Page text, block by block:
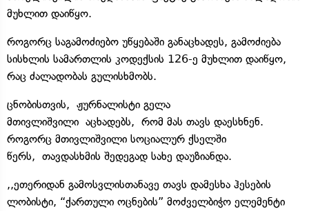
მუხლით დაიწყო.
როგორც საგამოძიებო უწყებაში განაცხადეს, გამოძიება
სისხლის სამართლის კოდექსის 126-ე მუხლით დაიწყო,
რაც ძალადობას გულისხმობს.
ცნობისთვის, ჟურნალისტი გელა
მთივლიშვილი აცხადებს, რომ მას თავს დაესხნენ.
როგორც მთივლიშვილი სოციალურ ქსელში
წერს, თავდასხმის შედეგად სახე დაუზიანდა.
,,ეთერიდან გამოსვლისთანავე თავს დამესხა ჰესების
ლობისტი, “ქართული ოცნების” მოძველბიჭო ელემენტი